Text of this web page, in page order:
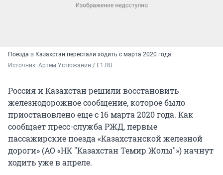
Поезда в Казахстан перестали ходить с марта 2020 года
Источник: Артем Устюжанин / E1.RU
Россия и Казахстан решили восстановить
железнодорожное сообщение, которое было
приостановлено еще с 16 марта 2020 года. Как
сообщает пресс-служба РЖД, первые
пассажирские поезда «Казахстанской железной
дороги» (АО «НК "Казахстан Темир Жолы"») начнут
ходить уже в апреле.